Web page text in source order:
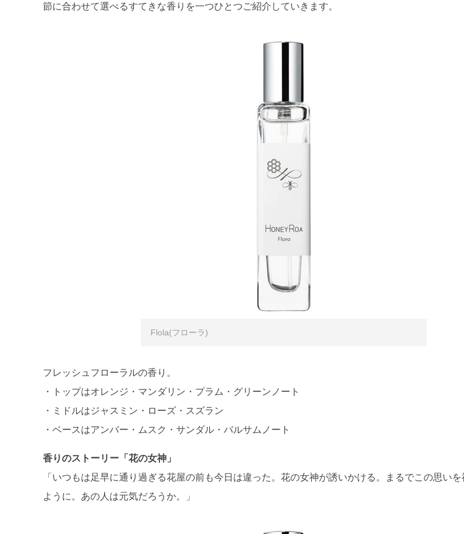
節に合わせて選べるすてきな香りを一つひとつご紹介していきます。
Flola(フローラ)
フレッシュフローラルの香り。
・トップはオレンジ・マンダリン・プラム・グリーンノート
・ミドルはジャスミン・ローズ・スズラン
・ベースはアンバー・ムスク・サンダル・バルサムノート
香りのストーリー「花の女神」
「いつもは足早に通り過ぎる花屋の前も今日は違った。花の女神が誘いかける。まるでこの思い
ように。あの人は元気だろうか。」